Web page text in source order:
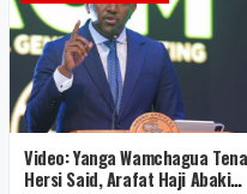
Video: Yanga Wamchagua Tena
Hersi Said, Arafat Haji Abaki